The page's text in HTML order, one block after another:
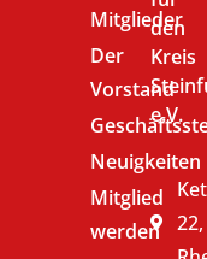
Mitglieder
Der
Vorstand
Neuigkeiten
Mitglied
werden
den
Kreis
e.V.